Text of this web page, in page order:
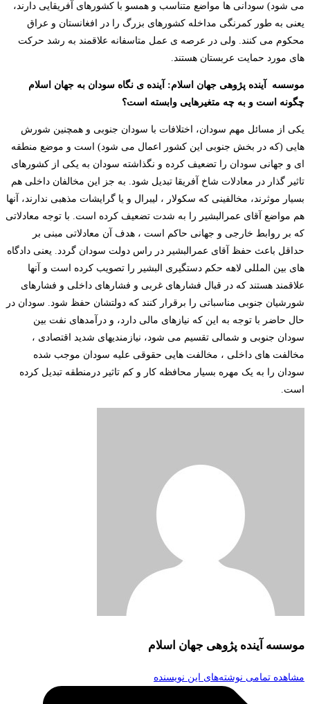
می شود) سودانی ها مواضع متناسب و همسو با کشورهای آفریقایی دارند،
یعنی به طور کمرنگی مداخله کشورهای بزرگ را در افغانستان و عراق
محکوم می کنند. ولی در عرصه ی عمل متاسفانه علاقمند به رشد حرکت
های مورد حمایت عربستان هستند.
موسسه آینده پژوهی جهان اسلام: آینده ی نگاه سودان به جهان اسلام
چگونه است و به چه متغیرهایی وابسته است؟
یکی از مسائل مهم سودان، اختلافات با سودان جنوبی و همچنین شورش
هایی (که در بخش جنوبی این کشور اعمال می شود) است و موضع منطقه
ای و جهانی سودان را تضعیف کرده و نگذاشته سودان به یکی از کشورهای
تاثیر گذار در معادلات شاخ آفریقا تبدیل شود. به جز این مخالفان داخلی هم
بسیار موثرند، مخالفینی که سکولار ، لیبرال و یا گرایشات مذهبی ندارند، آنها
هم مواضع آقای عمرالبشیر را به شدت تضعیف کرده است. با توجه معادلاتی
که بر روابط خارجی و جهانی حاکم است ، هدف آن معادلاتی مبنی بر
حداقل باعث حفظ آقای عمرالبشیر در راس دولت سودان گردد. یعنی دادگاه
های بین المللی لاهه حکم دستگیری البشیر را تصویب کرده است و آنها
علاقمند هستند که در قبال فشارهای غربی و فشارهای داخلی و فشارهای
شورشیان جنوبی مناسباتی را برقرار کنند که دولتشان حفظ شود. سودان در
حال حاضر با توجه به این که نیازهای مالی دارد، و درآمدهای نفت بین
سودان جنوبی و شمالی تقسیم می شود، نیازمندیهای شدید اقتصادی ،
مخالفت های داخلی ، مخالفت هایی حقوقی علیه سودان موجب شده
سودان را به یک مهره بسیار محافظه کار و کم تاثیر درمنطقه تبدیل کرده
است.
موسسه آینده پژوهی جهان اسلام
مشاهده تمامی نوشته‌های این نویسنده